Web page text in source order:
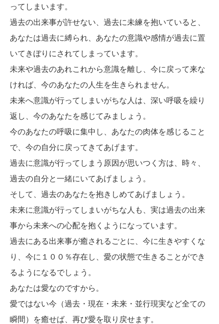
ってしまいます。
過去の出来事が許せない、過去に未練を抱いていると、
あなたは過去に縛られ、あなたの意識や感情が過去に置
いてきぼりにされてしまっています。
未来や過去のあれこれから意識を離し、今に戻って来な
ければ、今のあなたの人生を生きられません。
未来へ意識が行ってしまいがちな人は、深い呼吸を繰り
返し、今のあなたを感じてみましょう。
今のあなたの呼吸に集中し、あなたの肉体を感じること
で、今の自分に戻ってきてあげます。
過去に意識が行ってしまう原因が思いつく方は、時々、
過去の自分と一緒にいてあげましょう。
そして、過去のあなたを抱きしめてあげましょう。
未来に意識が行ってしまいがちな人も、実は過去の出来
事から未来への心配を抱くようになっています。
過去にある出来事が癒されるごとに、今に生きやすくな
り、今に１００％存在し、愛の状態で生きることができ
るようになるでしょう。
あなたは愛なのですから。
愛ではない今（過去・現在・未来・並行現実など全ての
瞬間）を癒せば、再び愛を取り戻せます。